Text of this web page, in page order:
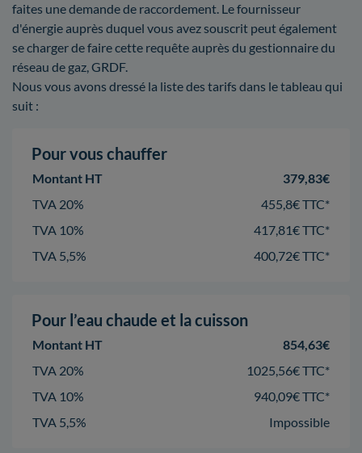
faites une demande de raccordement. Le fournisseur
d'énergie auprès duquel vous avez souscrit peut également
se charger de faire cette requête auprès du gestionnaire du
réseau de gaz, GRDF.
Nous vous avons dressé la liste des tarifs dans le tableau qui
suit :
Pour vous chauffer
Montant HT
379,83€
TVA 20%
455,8€ TTC*
TVA 10%
417,81€ TTC*
TVA 5,5%
400,72€ TTC*
Pour l’eau chaude et la cuisson
Montant HT
854,63€
TVA 20%
1025,56€ TTC*
TVA 10%
940,09€ TTC*
TVA 5,5%
Impossible